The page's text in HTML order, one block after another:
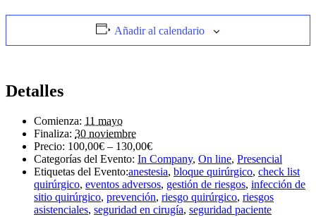
Añadir al calendario
Detalles
Comienza: 11 mayo
Finaliza: 30 noviembre
Precio: 100,00€ – 130,00€
Categorías del Evento: In Company, On line, Presencial
Etiquetas del Evento:anestesia, bloque quirúrgico, check list
quirúrgico, eventos adversos, gestión de riesgos, infección de
sitio quirúrgico, prevención, riesgo quirúrgico, riesgos
asistenciales, seguridad en cirugía, seguridad paciente